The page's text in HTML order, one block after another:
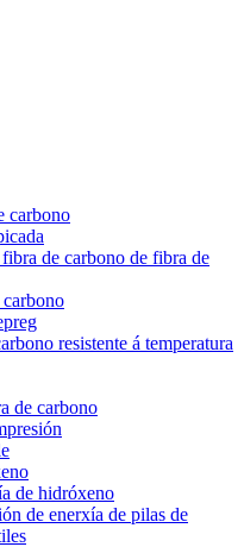
carbono
de carbono de fibra de
resistente á temperatura
de carbono
de hidróxeno
de enerxía de pilas de